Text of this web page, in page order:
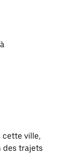
cette ville,
des trajets